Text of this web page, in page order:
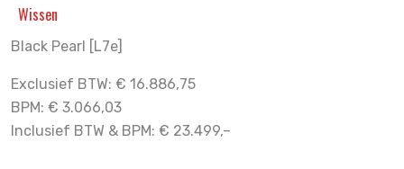
Wissen
Black Pearl [L7e]
Exclusief BTW: € 16.886,75
BPM: € 3.066,03
Inclusief BTW & BPM: € 23.499,–